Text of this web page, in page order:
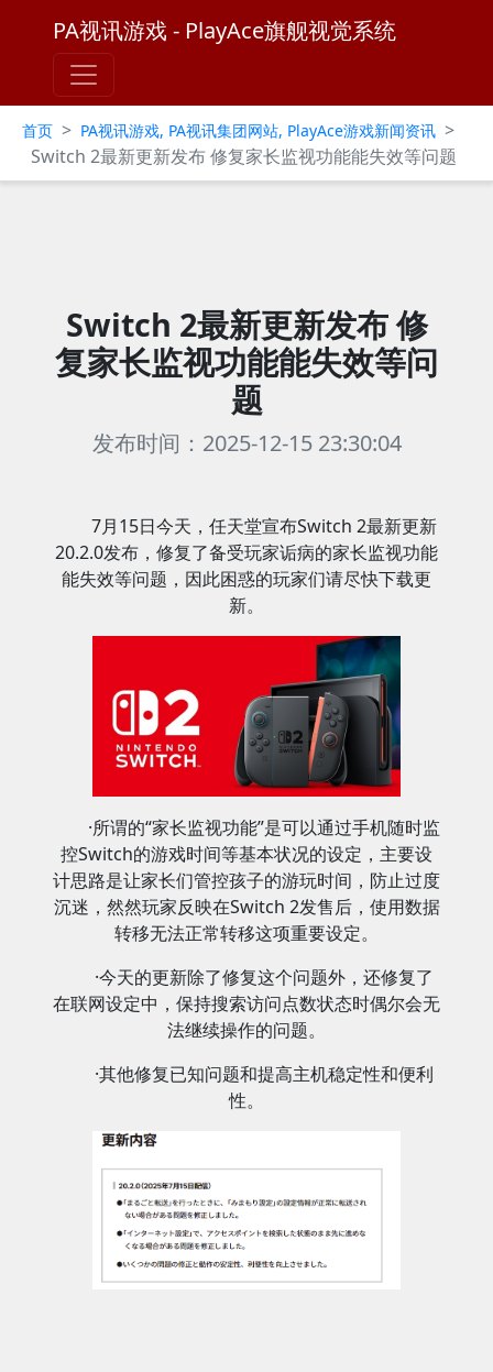
PA视讯游戏 - PlayAce旗舰视觉系统
首页 > PA视讯游戏, PA视讯集团网站, PlayAce游戏新闻资讯 >
Switch 2最新更新发布 修复家长监视功能能失效等问题
Switch 2最新更新发布 修
复家长监视功能能失效等问
题
发布时间：2025-12-15 23:30:04
7月15日今天，任天堂宣布Switch 2最新更新
20.2.0发布，修复了备受玩家诟病的家长监视功能
能失效等问题，因此困惑的玩家们请尽快下载更
新。
·所谓的“家长监视功能”是可以通过手机随时监
控Switch的游戏时间等基本状况的设定，主要设
计思路是让家长们管控孩子的游玩时间，防止过度
沉迷，然然玩家反映在Switch 2发售后，使用数据
转移无法正常转移这项重要设定。
·今天的更新除了修复这个问题外，还修复了
在联网设定中，保持搜索访问点数状态时偶尔会无
法继续操作的问题。
·其他修复已知问题和提高主机稳定性和便利
性。